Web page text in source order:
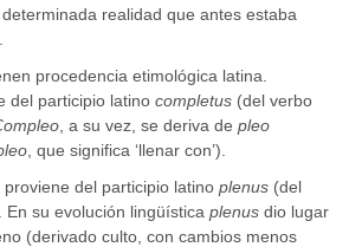
realidad que antes estaba
procedencia etimológica latina.
del participio latinocompletus (del verbo
, a su vez, se deriva depleo
, que significa ‘llenar con’).
proviene del participio latinoplenus (del
En su evolución lingüísticaplenus dio lugar
(derivado culto, con cambios menos